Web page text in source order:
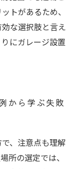
トがあるため、
な選択肢と言え
にガレージ設置
から学ぶ失敗
、注意点も理解
所の選定では、